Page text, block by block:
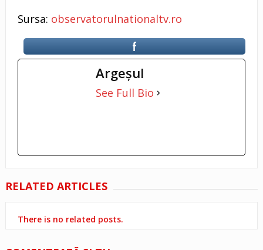
Sursa: observatorulnationaltv.ro
Argeşul
See Full Bio
RELATED ARTICLES
There is no related posts.